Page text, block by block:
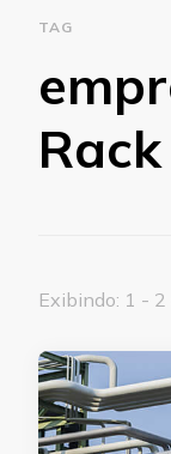
TAG
Rack
Exibindo: 1 - 2